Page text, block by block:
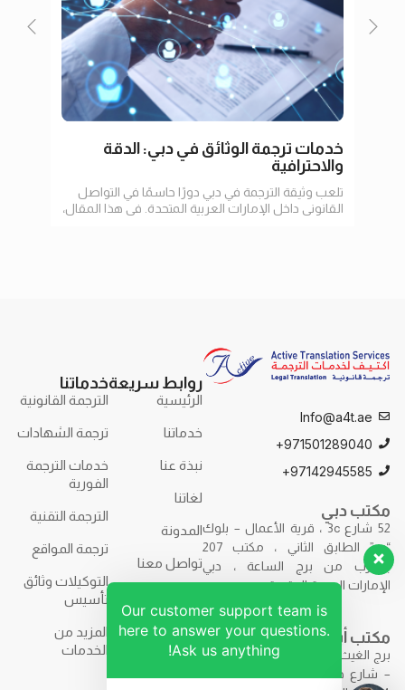
خدمات ترجمة الوثائق في دبي: الدقة
والاحترافية
تلعب وثيقة الترجمة في دبي دورًا حاسمًا في التواصل
القانوني داخل الإمارات العربية المتحدة. في هذا المقال،
Info@a4t.ae
971501289040+
97142945585+
مكتب دبي
52 شارع 3c ، قرية الأعمال – بلوك
“ب” الطابق الثاني ، مكتب 207
بالقرب من برج الساعة ، دبي
الإمارات العربية المتحدة.
مكتب أبوظبي
برج الغيث – F9R7+7H2 – برج الغيث
– شارع حمدان بن محمد – مكتب
روابط سريعة
الرئيسية
خدماتنا
نبذة عنا
لغاتنا
المدونة
تواصل معنا
خدماتنا
الترجمة القانونية
ترجمة الشهادات
خدمات الترجمة
الفورية
الترجمة التقنية
ترجمة المواقع
التوكيلات وثائق
تأسيس
المزيد من
الخدمات
Our customer support team is
here to answer your questions.
Ask us anything!